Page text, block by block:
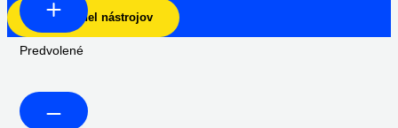
Skryť panel nástrojov
Predvolené